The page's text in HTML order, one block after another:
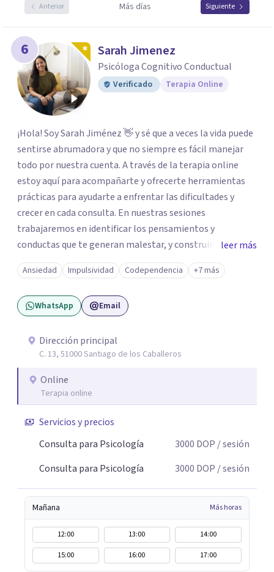
Anterior Más días Siguiente
6 Sarah Jimenez
Psicóloga Cognitivo Conductual
Verificado Terapia Online
¡Hola! Soy Sarah Jiménez 👋 y sé que a veces la vida puede
sentirse abrumadora y que no siempre es fácil manejar
todo por nuestra cuenta. A través de la terapia online
estoy aquí para acompañarte y ofrecerte herramientas
prácticas para ayudarte a enfrentar las dificultades y
crecer en cada consulta. En nuestras sesiones
trabajaremos en identificar los pensamientos y
conductas que te generan malestar, y construiremos
alternativas prácticas y efectivas que se ajusten a ti y a tu
ritmo. Mi objetivo es ayudarte a vivir con más equilibrio,
claridad y bienestar emocional, en un espacio donde
puedas expresarte con libertad y sin juicios. Trabajo con
sus propios retos. Por eso, mi enfoque es cálido,
empático y adaptado a tus necesidades, para que juntos
podamos avanzar paso a paso hacia una versión más
tranquila y segura de ti. 💻 Si estás buscando un espacio
para comenzar a sanar y crecer, la terapia online puede
ser el primer paso.
leer más
Ansiedad Impulsividad Codependencia +7 más
WhatsApp Email
Dirección principal
C. 13, 51000 Santiago de los Caballeros
Online
Terapia online
Servicios y precios
Consulta para Psicología
3000 DOP / sesión
Consulta para Psicología
3000 DOP / sesión
Mañana Más horas
12:00 13:00
14:00
15:00
16:00 17:00